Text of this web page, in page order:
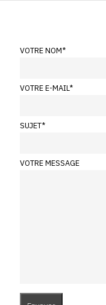
VOTRE NOM*
VOTRE E-MAIL*
SUJET*
VOTRE MESSAGE